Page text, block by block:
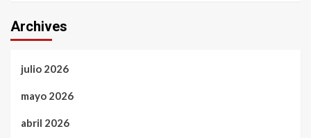
Archives
julio 2026
mayo 2026
abril 2026